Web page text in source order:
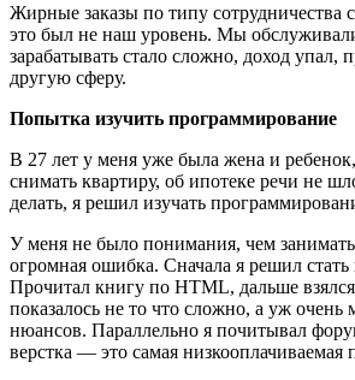
Жирные заказы по типу
это был не наш уровень. Мы
зарабатывать стало сложно, доход упал,
другую сферу.
Попытка изучить программирование
В 27 лет у меня уже была жена и
снимать квартиру, об ипотеке речи не
делать, я решил изучать
У меня не было понимания, чем
огромная ошибка. Сначала я решил стать
Прочитал книгу по HTML, дальше
показалось не то что сложно, а уж очень
нюансов. Параллельно я почитывал
верстка — это самая низкооплачиваемая